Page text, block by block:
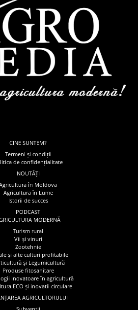
CINE SUNTEM?
Termeni și condiții
de confidențialitate
NOUTĂȚI
în Moldova
Agricultura în Lume
Istorii de succes
PODCAST
MODERNĂ
Turism rural
Vii și vinuri
Zootehnie
și alte culturi profitabile
și Legumicultură
Produse fitosanitare
inovatoare în agricultură
ECO și inovatii circulare
AGRICULTORULUI